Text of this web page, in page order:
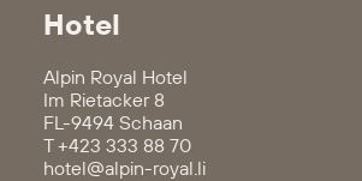
Hotel
Alpin Royal Hotel
Im Rietacker 8
FL-9494 Schaan
T+423 333 88 70
hotel@alpin-royal.li